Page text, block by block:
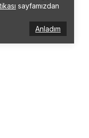
sayfamızdan
Anladım